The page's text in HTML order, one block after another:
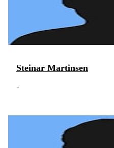
Steinar Martinsen
-